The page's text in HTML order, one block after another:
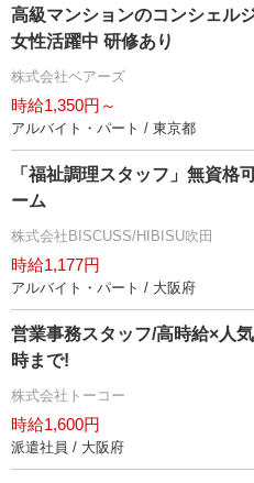
高級マンションのコンシェル
女性活躍中 研修あり
株式会社ベアーズ
時給1,350円～
アルバイト・パート / 東京都
「福祉調理スタッフ」無資格
ーム
株式会社BISCUSS/HIBISU吹田
時給1,177円
アルバイト・パート / 大阪府
営業事務スタッフ/高時給×人
時まで!
株式会社トーコー
時給1,600円
派遣社員 / 大阪府